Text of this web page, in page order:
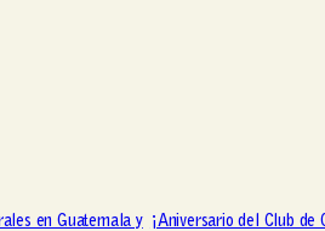
en Guatemala y ¡Aniversario del Club